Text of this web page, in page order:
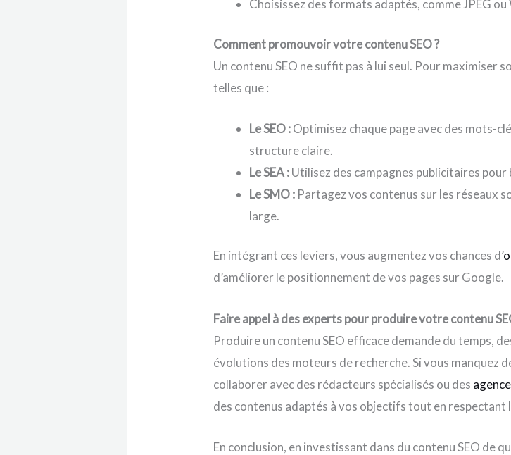
Choisissez des formats adaptés, comme JPEG ou
Comment promouvoir votre contenu SEO ?
Un contenu SEO ne suffit pas à lui seul. Pour
telles que :
Le SEO :Optimisez chaque page avec des mots-
structure claire.
Le SEA :Utilisez des campagnes publicitaires
Le SMO : Partagez vos contenus sur les réseaux
large.
En intégrant ces leviers, vous augmentez vos chances d’
d’améliorer le positionnement de vos pages sur Google.
Faire appel à des experts pour produire votre contenu
Produire un contenu SEO efficace demande du temps,
évolutions des moteurs de recherche. Si vous manquez
collaborer avec des rédacteurs spécialisés ou des
des contenus adaptés à vos objectifs tout en respectant
En conclusion, en investissant dans du contenu SEO de